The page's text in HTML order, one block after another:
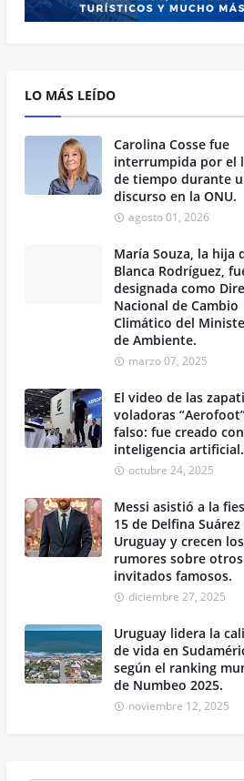
LO MÁS LEÍDO
Carolina Cosse fue
interrumpida por el
de tiempo durante
discurso en la ONU.
agosto 01, 2026
María Souza, la hija
Blanca Rodríguez,
designada como
Nacional de Cambio
Climático del
de Ambiente.
marzo 07, 2025
El video de las
voladoras
falso: fue creado con
inteligencia artificial.
octubre 24, 2025
Messi asistió a la
15 de Delfina Suárez
Uruguay y crecen los
rumores sobre otros
invitados famosos.
diciembre 27, 2025
Uruguay lidera la
de vida en
según el ranking
de Numbeo 2025.
noviembre 12, 2025